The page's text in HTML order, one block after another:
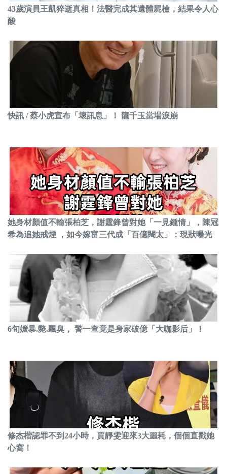
43歲演員王凱猝逝真相！法醫完成其遺體屍檢，結果令人心
酸
快訊 / 蔡小虎宣布「壞訊息」！ 龍千玉當場淚崩
她身材顏值不輸張柏芝，謝霆鋒曾對她「一見鍾情」，陳冠
希為追她戒煙 ，如今嫁富三代成「百億闊太」：現狀曝光
6旬嬤暴.斃.飄臭， 警一查竟是身家破億「大咖影后」！
修杰楷認罪不到24小時，賈靜雯迎來3大噩耗，個個直戳她
心窩！